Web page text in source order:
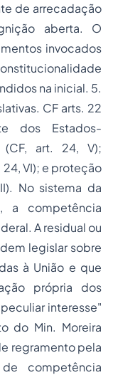
de arrecadação
aberta. O
invocados
na inicial. 5.
CF arts. 22
dos Estados-
(CF, art. 24, V);
VI); e proteção
No sistema da
a competência
A residual ou
legislar sobre
à União e que
própria dos
interesse"
do Min. Moreira
regramento pela
competência